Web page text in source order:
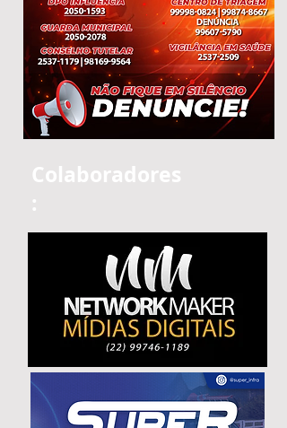
Colaboradores
: